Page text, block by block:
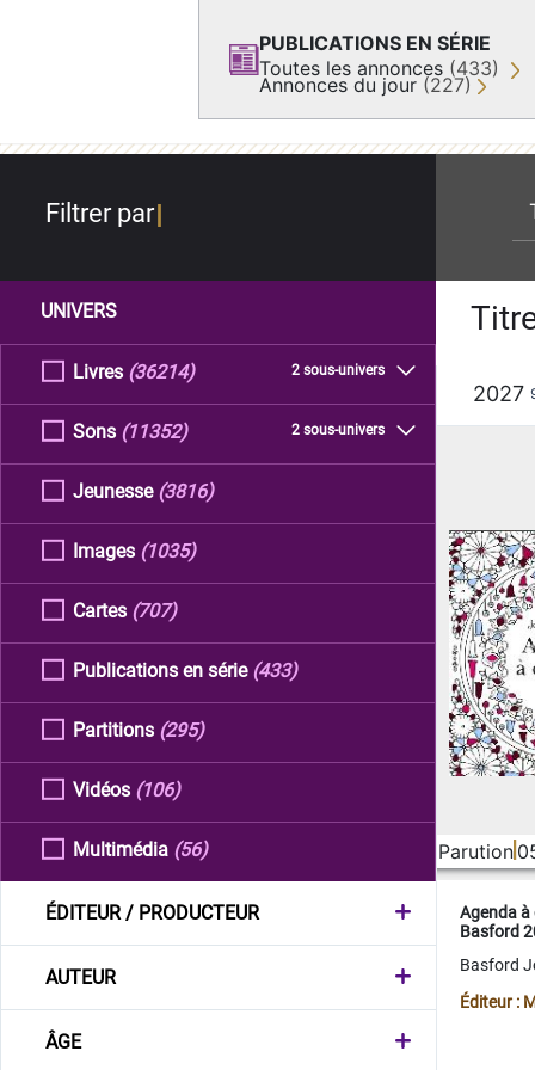
PUBLICATIONS EN SÉRIE
Toutes les annonces (433)
Annonces du jour (227)
Filtrer par
UNIVERS
Livres 2 sous-univers
(36214)
Sons 2 sous-univers
(11352)
Jeunesse (3816)
Images (1035)
Cartes (707)
Publications en série (433)
Partitions (295)
Vidéos (106)
Multimédia (56)
ÉDITEUR / PRODUCTEUR
AUTEUR
ÂGE
2027
Parution
Agenda
Basford
Basford
Éditeur :